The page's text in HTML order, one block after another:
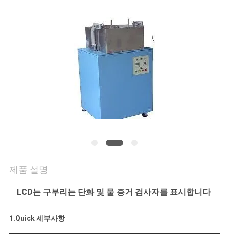
뉴
인
제품 설명
LCD는 구부리는 단화 및 물 증거 검사자를 표시합니다
1.Quick 세부사항